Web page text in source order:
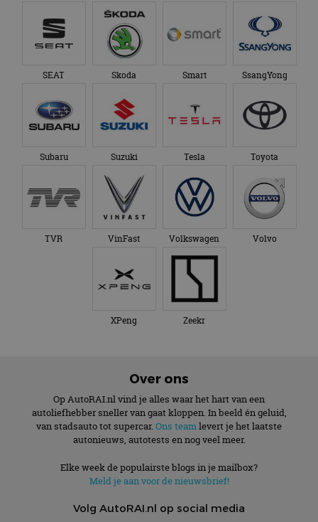
SEAT Skoda Smart SsangYong
Subaru Suzuki Tesla Toyota
TVR VinFast Volkswagen Volvo
XPeng Zeekr
Over ons
Op AutoRAI.nl vind je alles waar het hart van een
autoliefhebber sneller van gaat kloppen. In beeld én geluid,
van stadsauto tot supercar. Ons teamlevert je het laatste
autonieuws, autotests en nog veel meer.
Elke week de populairste blogs in je mailbox?
Meld je aan voor de nieuwsbrief!
Volg AutoRAI.nl op social media